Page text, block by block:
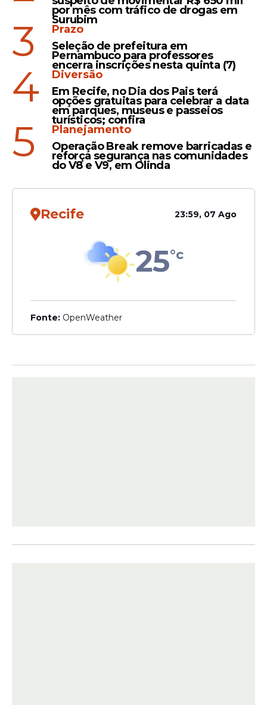
anuncia aposentadoria do
Veja Também
Invasão em 2024
Em junho de 2024 um grupo de
treinamento do clube para cobrar por
de o clube perder na Série C para o São
José. Naquele momento a equipe
pernambucana somava sete pontos em
por mês com tráfico de drogas em
Surubim
3
Prazo
Seleção de prefeitura em
Pernambuco para professores
encerra inscrições nesta quinta (7)
4
Diversão
Em Recife, no Dia dos Pais terá
opções gratuitas para celebrar a data
em parques, museus e passeios
turísticos; confira
5
Planejamento
Operação Break remove barricadas e
reforça segurança nas comunidades
do V8 e V9, em Olinda
Recife 23:59, 07 Ago
25°c
Fonte: OpenWeather